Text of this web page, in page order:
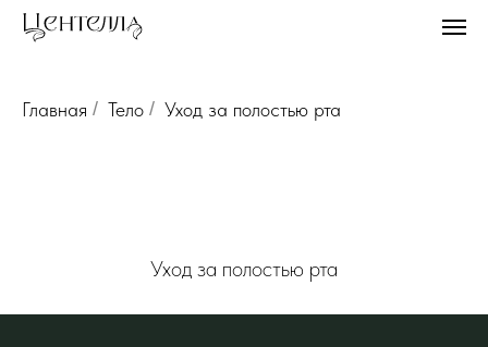
Главная / Тело / Уход за полостью рта
Уход за полостью рта